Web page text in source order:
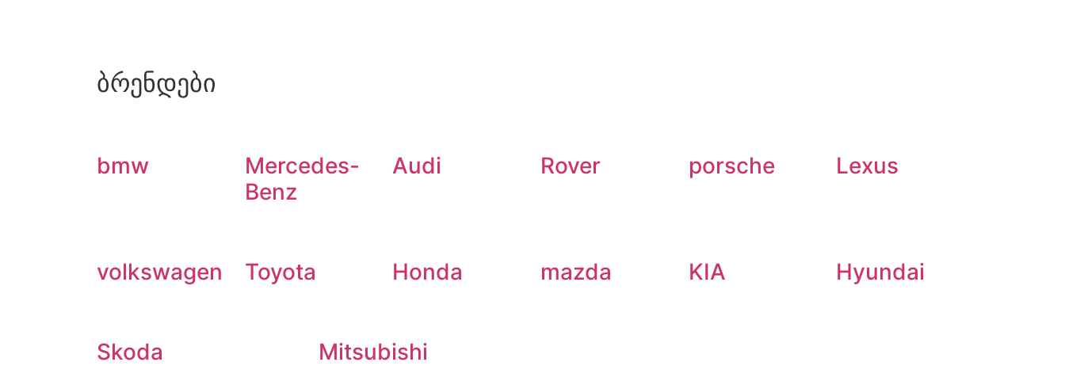
ბრენდები
bmw
Mercedes-
Benz
Audi Rover porsche Lexus
volkswagen Toyota Honda mazda KIA Hyundai
Skoda Mitsubishi